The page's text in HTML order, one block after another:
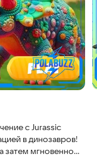
с Jurassic
в динозавров!
затем мгновенно